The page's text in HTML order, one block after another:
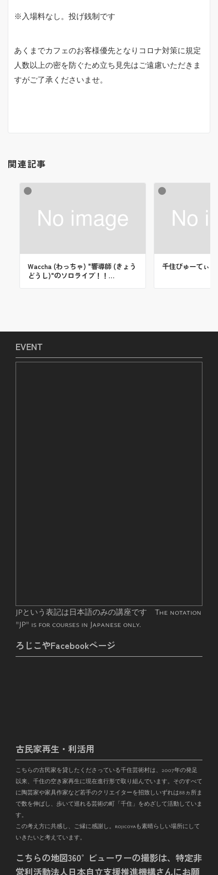
※入場料なし。投げ銭制です
あくまでカフェのお客様優先となりコロナ対策に規定
人数以上の密を防ぐため立ち見先はご遠慮いただきま
すがご了承くださいませ。
関連記事
Waccha (わっちゃ) "響導師 (きょう
どうし)"のソロライブ！！…
千住びゅーてぃ
EVENT
JPという表記は日本語のみの講座です The notation
"JP" is for courses in Japanese only.
ろじこやFacebookページ
古民家再生・利活用
こちらの古民家を貸したくださっている千住芸術村は、 2007年の発足
以来、千住の空き家再生に現在進行形で取り組んでいます。そのすべて
に陶芸家や家具作家など若手のクリエイターを招致しいずれは88ヵ所ま
で数を伸ばし、歩いて巡れる芸術の町「千住」をめざして活動していま
す。
この考え方に共感し、ご縁に感謝し。rojicoyaも素晴らしい場所にして
いきたいと考えています。
こちらの地図360°ビューワーの撮影は、特定非
営利活動法人日本自立支援推進機構さんにお願